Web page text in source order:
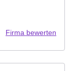
Firma bewerten